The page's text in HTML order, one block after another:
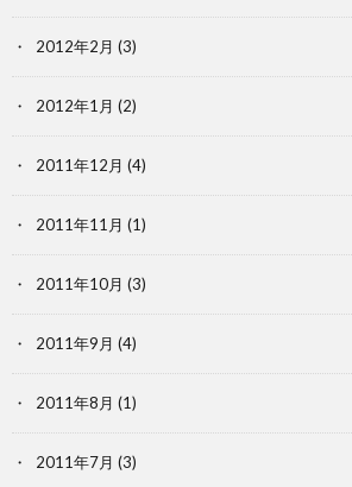
2012年2月 (3)
2012年1月 (2)
2011年12月 (4)
2011年11月 (1)
2011年10月 (3)
2011年9月 (4)
2011年8月 (1)
2011年7月 (3)